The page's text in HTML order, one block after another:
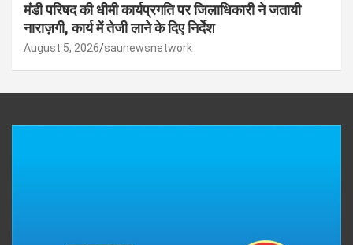
मंडी परिषद की धीमी कार्यप्रगति पर जिलाधिकारी ने जतायी
नाराज़गी, कार्य में तेजी लाने के दिए निर्देश
August 5, 2026 saunewsnetwork